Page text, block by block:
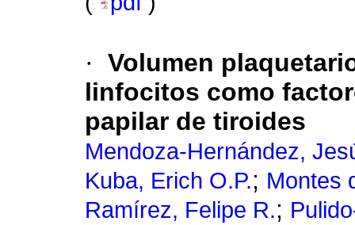
· Volumen
linfocitos como
papilar de tiroides
Mendoza-Hernández,
Kuba, Erich O.P.; Montes
Ramírez, Felipe R.;